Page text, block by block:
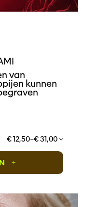
van
kunnen
€ 12,50–€ 31,00
+